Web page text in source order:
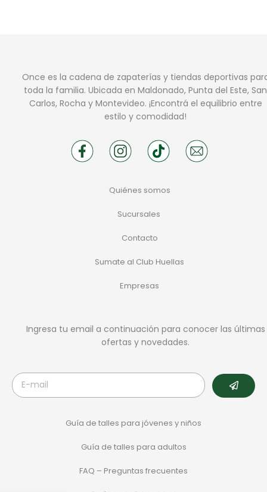
Once es la cadena de zapaterías y tiendas deportivas
toda la familia. Ubicada en Maldonado, Punta del Este, San
Carlos, Rocha y Montevideo. ¡Encontrá el equilibrio entre
estilo y comodidad!
Quiénes somos
Sucursales
Contacto
Sumate al Club Huellas
Empresas
Ingresa tu email a continuación para conocer las últimas
ofertas y novedades.
Guía de talles para jóvenes y niños
Guía de talles para adultos
FAQ – Preguntas frecuentes